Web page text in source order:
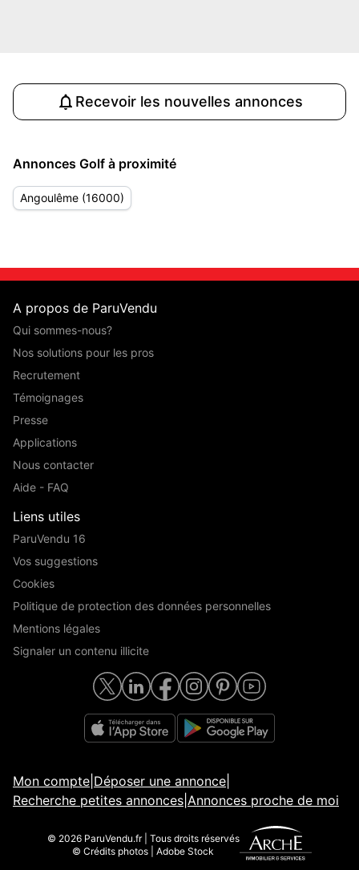
Recevoir les nouvelles annonces
Annonces Golf à proximité
Angoulême (16000)
A propos de ParuVendu
Qui sommes-nous?
Nos solutions pour les pros
Recrutement
Témoignages
Presse
Applications
Nous contacter
Aide - FAQ
Liens utiles
ParuVendu 16
Vos suggestions
Cookies
Politique de protection des données personnelles
Mentions légales
Signaler un contenu illicite
Mon compte Déposer une annonce
Recherche petites annonces Annonces proche de moi
© 2026 ParuVendu.fr | Tous droits réservés
© Crédits photos | Adobe Stock